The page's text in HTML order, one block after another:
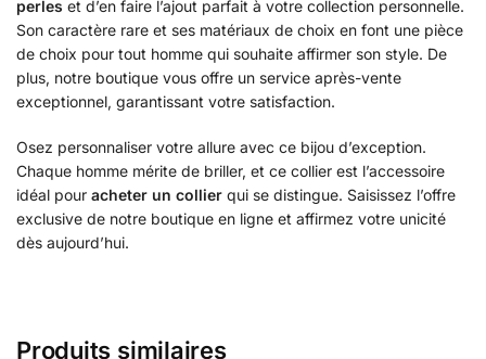
perles et d’en faire l’ajout parfait à votre collection personnelle.
Son caractère rare et ses matériaux de choix en font une pièce
de choix pour tout homme qui souhaite affirmer son style. De
plus, notre boutique vous offre un service après-vente
exceptionnel, garantissant votre satisfaction.
Osez personnaliser votre allure avec ce bijou d’exception.
Chaque homme mérite de briller, et ce collier est l’accessoire
idéal pour acheter un collier qui se distingue. Saisissez l’offre
exclusive de notre boutique en ligne et affirmez votre unicité
dès aujourd’hui.
Produits similaires